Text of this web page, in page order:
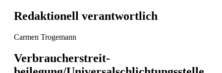
Redaktionell verantwortlich
Carmen Trogemann
Verbraucher­streit­